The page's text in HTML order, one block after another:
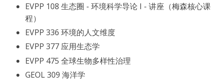
EVPP 108 生态圈 - 环境科学导论 I - 讲座（梅森核心课
程）
EVPP 336 环境的人文维度
EVPP 377 应用生态学
EVPP 475 全球生物多样性治理
GEOL 309 海洋学